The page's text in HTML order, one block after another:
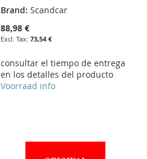
Brand: Scandcar
88,98 €
73,54 €
consultar el tiempo de entrega
en los detalles del producto
Voorraad info